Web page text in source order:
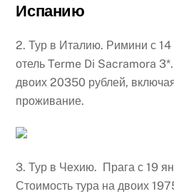
Испанию
2. Тур в Италию. Римини с
отель Terme Di Sacramora
двоих 20350 рублей,
проживание.
3. Тур в Чехию. Прага с 19
Стоимость тура на двоих